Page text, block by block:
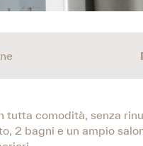
comodità, senza
2 bagni e un ampio